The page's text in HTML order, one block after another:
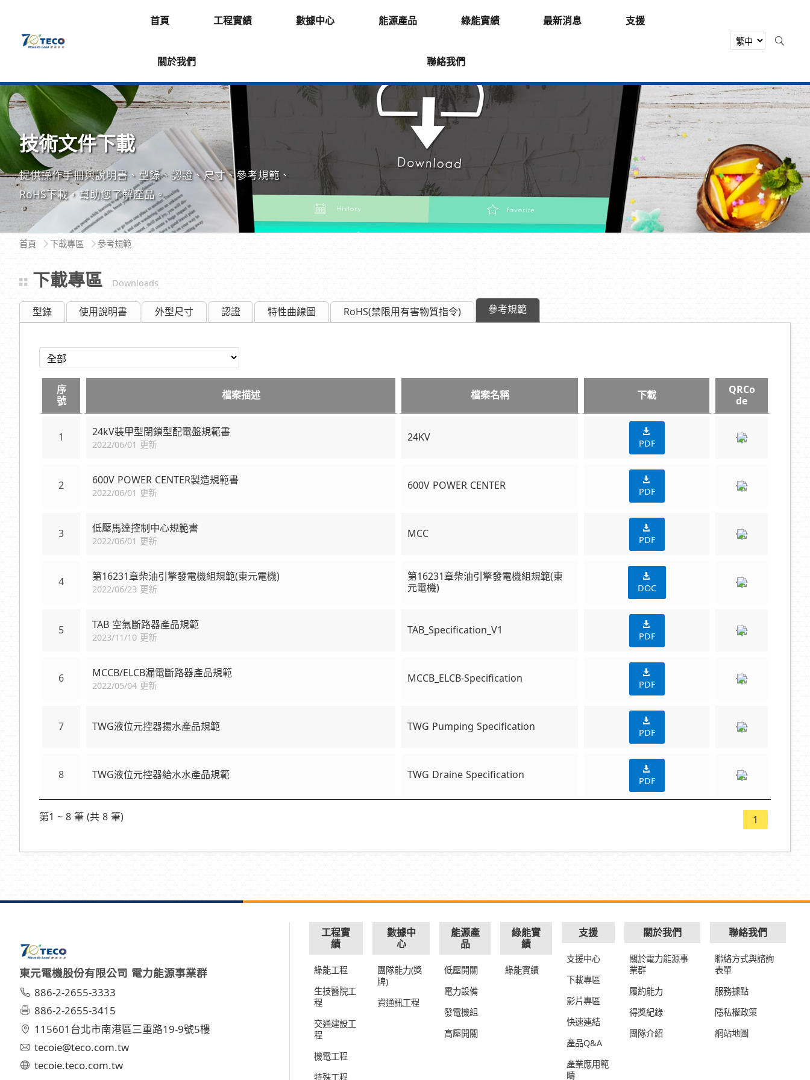
首頁 工程實績 數據中心 能源產品 綠能實績 最新消息 支援
關於我們 聯絡我們
技術文件下載
提供操作手冊與說明書、型錄、認證、尺寸、參考規範、
RoHS下載，幫助您了解產品。
首頁 下載專區 參考規範
下載專區 Downloads
型錄 使用說明書 外型尺寸 認證 特性曲線圖 RoHS(禁限用有害物質指令) 參考規範
序
號
檔案描述 檔案名稱 下載
QRCo
de
1 24kV裝甲型閉鎖型配電盤規範書
2022/06/01 更新
24KV PDF
2 600V POWER CENTER製造規範書
2022/06/01 更新
600V POWER CENTER PDF
3 低壓馬達控制中心規範書
2022/06/01 更新
MCC PDF
4 第16231章柴油引擎發電機組規範(東元電機)
2022/06/23 更新
第16231章柴油引擎發電機組規範(東
元電機)
DOC
5 TAB 空氣斷路器產品規範
2023/11/10 更新
TAB_Specification_V1 PDF
6 MCCB/ELCB漏電斷路器產品規範
2022/05/04 更新
MCCB_ELCB-Specification PDF
7 TWG液位元控器揚水產品規範 TWG Pumping Specification PDF
8 TWG液位元控器給水水產品規範 TWG Draine Specification PDF
第1 ~ 8 筆 (共 8 筆) 1
東元電機股份有限公司 電力能源事業群
886-2-2655-3333
886-2-2655-3415
115601台北市南港區三重路19-9號5樓
tecoie@teco.com.tw
tecoie.teco.com.tw
工程實
績
綠能工程
生技醫院工
程
交通建設工
程
機電工程
特殊工程
數據中
心
團隊能力(獎
牌)
資通訊工程
能源產
品
低壓開關
電力設備
發電機組
高壓開關
綠能實
績
綠能實績
支援
支援中心
下載專區
影片專區
快速連結
產品Q&A
產業應用範
疇
關於我們
關於電力能源事
業群
履約能力
得獎紀錄
團隊介紹
聯絡我們
聯絡方式與諮詢
表單
服務據點
隱私權政策
網站地圖